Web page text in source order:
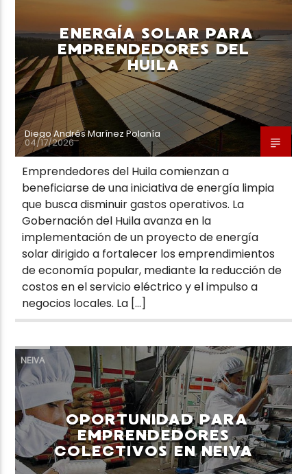
Neiva Estereo
ENERGÍA SOLAR PARA
EMPRENDEDORES DEL
HUILA
Diego Andrés Marínez Polanía
04/17/2026
Emprendedores del Huila comienzan a
beneficiarse de una iniciativa de energía limpia
que busca disminuir gastos operativos. La
Gobernación del Huila avanza en la
implementación de un proyecto de energía
solar dirigido a fortalecer los emprendimientos
de economía popular, mediante la reducción de
costos en el servicio eléctrico y el impulso a
negocios locales. La […]
NEIVA
OPORTUNIDAD PARA
EMPRENDEDORES
COLECTIVOS EN NEIVA